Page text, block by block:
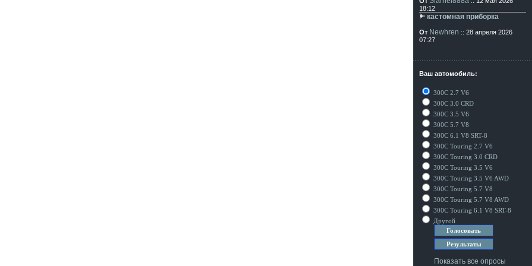
18:12
кастомная приборка
От Newhren :: 28 апреля 2026
07:27
Ваш автомобиль:
300C 2.7 V6
300C 3.0 CRD
300C 3.5 V6
300C 5.7 V8
300C 6.1 V8 SRT-8
300C Touring 2.7 V6
300C Touring 3.0 CRD
300C Touring 3.5 V6
300C Touring 3.5 V6 AWD
300C Touring 5.7 V8
300C Touring 5.7 V8 AWD
300C Touring 6.1 V8 SRT-8
Другой
Показать все опросы